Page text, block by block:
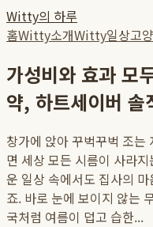
Witty의 하루
홈Witty소개Witty일상고
가성비와 효과 모
약, 하트세이버 솔
창가에 앉아 꾸벅꾸벅 조
면 세상 모든 시름이 사라
운 일상 속에서도 집사의
죠. 바로 눈에 보이지 않는
국처럼 여름이 덥고 습한...